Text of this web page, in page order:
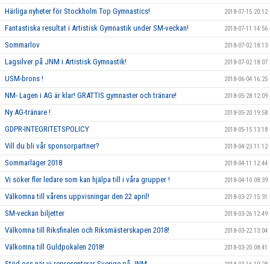
Härliga nyheter för Stockholm Top Gymnastics! 2018-07-15 20:12
Fantastiska resultat i Artistisk Gymnastik under SM-veckan! 2018-07-11 14:56
Sommarlov 2018-07-02 18:13
Lagsilver på JNM i Artistisk Gymnastik! 2018-07-02 18:07
USM-brons ! 2018-06-04 16:25
NM- Lagen i AG är klar! GRATTIS gymnaster och tränare! 2018-05-28 12:09
Ny AG-tränare ! 2018-05-20 19:58
GDPR-INTEGRITETSPOLICY 2018-05-15 13:18
Vill du bli vår sponsorpartner? 2018-04-23 11:12
Sommarläger 2018 2018-04-11 12:44
Vi söker fler ledare som kan hjälpa till i våra grupper ! 2018-04-10 08:39
Välkomna till vårens uppvisningar den 22 april! 2018-03-27 15:31
SM-veckan biljetter 2018-03-26 12:49
Välkomna till Riksfinalen och Riksmästerskapen 2018! 2018-03-22 13:04
Välkomna till Guldpokalen 2018! 2018-03-20 08:41